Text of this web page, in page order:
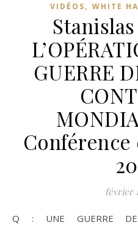
VIDÉOS, WHITE
GUERRE
Conférence
février
Q : UNE GUERRE DE L’OMBRE CONTRE LE